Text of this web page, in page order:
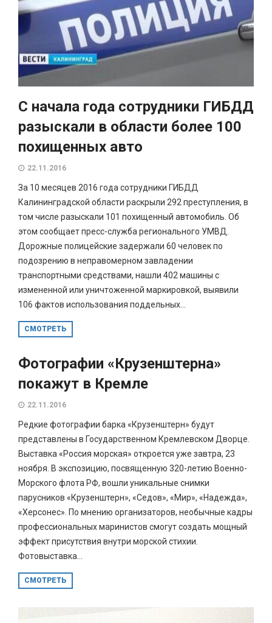
С начала года сотрудники ГИБДД
разыскали в области более 100
похищенных авто
22.11.2016
За 10 месяцев 2016 года сотрудники ГИБДД
Калининградской области раскрыли 292 преступления, в
том числе разыскали 101 похищенный автомобиль. Об
этом сообщает пресс-служба регионального УМВД.
Дорожные полицейские задержали 60 человек по
подозрению в неправомерном завладении
транспортными средствами, нашли 402 машины с
измененной или уничтоженной маркировкой, выявили
106 фактов использования поддельных...
СМОТРЕТЬ
Фотографии «Крузенштерна»
покажут в Кремле
22.11.2016
Редкие фотографии барка «Крузенштерн» будут
представлены в Государственном Кремлевском Дворце.
Выставка «Россия морская» откроется уже завтра, 23
ноября. В экспозицию, посвященную 320-летию Военно-
Морского флота РФ, вошли уникальные снимки
парусников «Крузенштерн», «Седов», «Мир», «Надежда»,
«Херсонес». По мнению организаторов, необычные кадры
профессиональных маринистов смогут создать мощный
эффект присутствия внутри морской стихии.
Фотовыставка...
СМОТРЕТЬ